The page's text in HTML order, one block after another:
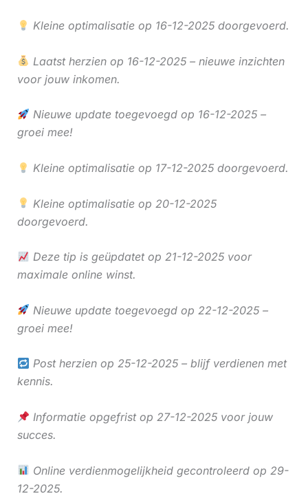
Kleine optimalisatie op 16-12-2025 doorgevoerd.
Laatst herzien op 16-12-2025 – nieuwe inzichten
voor jouw inkomen.
Nieuwe update toegevoegd op 16-12-2025 –
groei mee!
Kleine optimalisatie op 17-12-2025 doorgevoerd.
Kleine optimalisatie op 20-12-2025
doorgevoerd.
Deze tip is geüpdatet op 21-12-2025 voor
maximale online winst.
Nieuwe update toegevoegd op 22-12-2025 –
groei mee!
Post herzien op 25-12-2025 – blijf verdienen met
kennis.
Informatie opgefrist op 27-12-2025 voor jouw
succes.
Online verdienmogelijkheid gecontroleerd op 29-
12-2025.